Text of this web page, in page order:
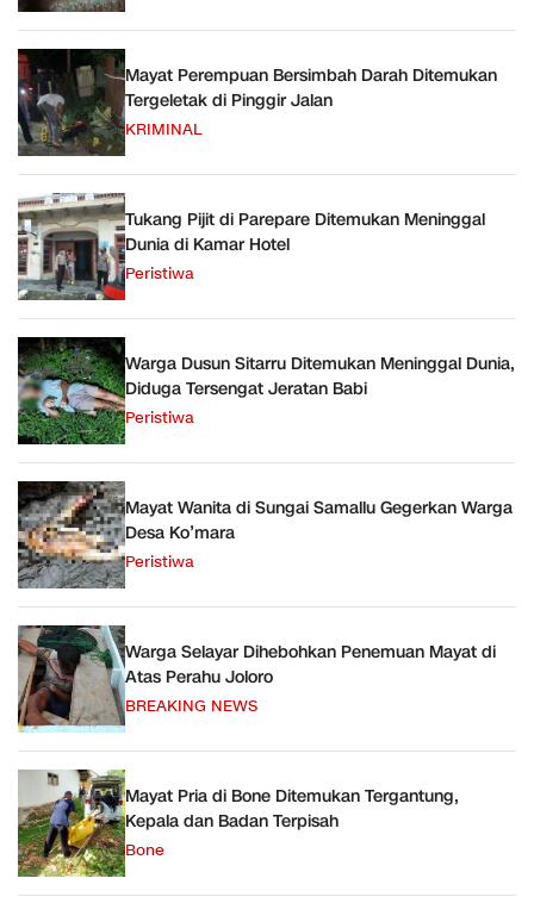
Mayat Perempuan Bersimbah Darah Ditemukan
Tergeletak di Pinggir Jalan
KRIMINAL
Tukang Pijit di Parepare Ditemukan Meninggal
Dunia di Kamar Hotel
Peristiwa
Warga Dusun Sitarru Ditemukan Meninggal Dunia,
Diduga Tersengat Jeratan Babi
Peristiwa
Mayat Wanita di Sungai Samallu Gegerkan Warga
Desa Ko’mara
Peristiwa
Warga Selayar Dihebohkan Penemuan Mayat di
Atas Perahu Joloro
BREAKING NEWS
Mayat Pria di Bone Ditemukan Tergantung,
Kepala dan Badan Terpisah
Bone